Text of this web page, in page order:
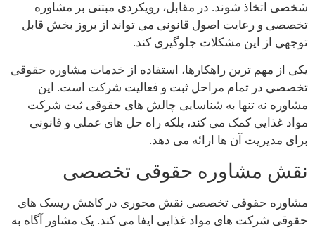
شخصی اتخاذ شوند. در مقابل، رویکردی مبتنی بر مشاوره
تخصصی و رعایت اصول قانونی می تواند از بروز بخش قابل
توجهی از این مشکلات جلوگیری کند.
یکی از مهم ترین راهکارها، استفاده از خدمات مشاوره حقوقی
تخصصی در تمام مراحل ثبت و فعالیت شرکت است. این
مشاوره نه تنها به شناسایی چالش های حقوقی ثبت شرکت
مواد غذایی کمک می کند، بلکه راه حل های عملی و قانونی
برای مدیریت آن ها ارائه می دهد.
نقش مشاوره حقوقی تخصصی
مشاوره حقوقی تخصصی نقش محوری در کاهش ریسک های
حقوقی شرکت های مواد غذایی ایفا می کند. یک مشاور آگاه به